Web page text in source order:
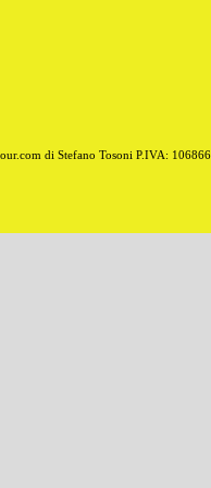
di Stefano Tosoni P.IVA: